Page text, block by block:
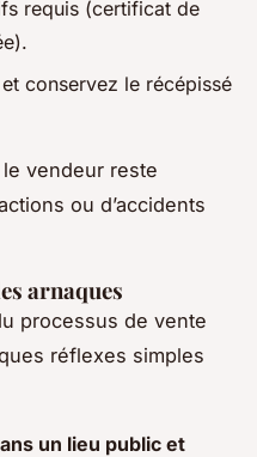
requis (certificat de
conservez le récépissé
vendeur reste
ou d’accidents
arnaques
processus de vente
réflexes simples
un lieu public et